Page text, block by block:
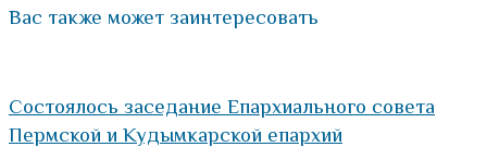
Вас также может заинтересовать
Состоялось заседание Епархиального совета
Пермской и Кудымкарской епархий